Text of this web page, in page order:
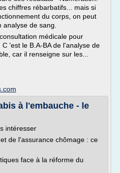
chiffres rébarbatifs... mais si
du corps, on peut
de sang.
médicale pour
'est le B.A-BA de l'analyse de
car il renseigne sur les...
à l'embauche - le
intéresser
de l'assurance chômage : ce
face à la réforme du